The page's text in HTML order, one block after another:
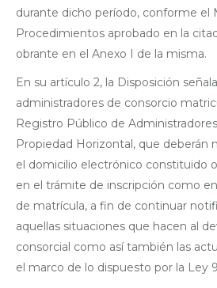
durante dicho período, conforme el
Procedimientos aprobado en la
obrante en el Anexo I de la misma.
En su artículo 2, la Disposición
administradores de consorcio
Registro Público de
Propiedad Horizontal, que deberán
el domicilio electrónico constituido
en el trámite de inscripción como
de matrícula, a fin de continuar
aquellas situaciones que hacen al
consorcial como así también las
el marco de lo dispuesto por la Ley